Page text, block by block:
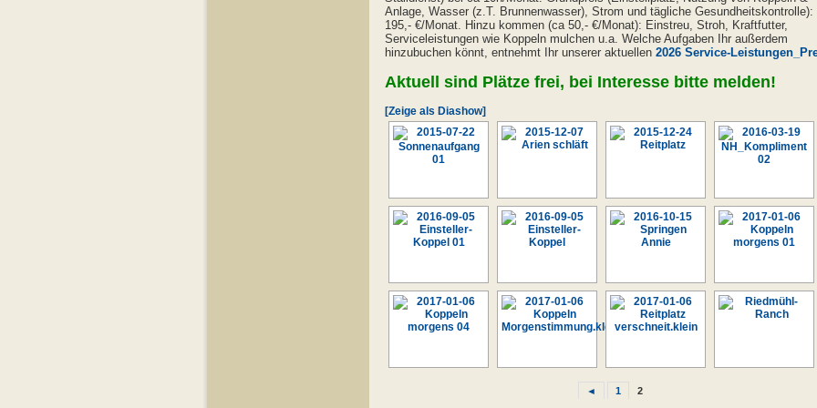
Anlage, Wasser (z.T. Brunnenwasser), Strom und tägliche Gesundheitskontrolle):
195,- €/Monat. Hinzu kommen (ca 50,- €/Monat): Einstreu, Stroh, Kraftfutter,
Serviceleistungen wie Koppeln mulchen u.a. Welche Aufgaben Ihr außerdem
hinzubuchen könnt, entnehmt Ihr unserer aktuellen 2026 Service-
Aktuell sind Plätze frei, bei Interesse bitte melden!
[Zeige als Diashow]
◄ 1 2